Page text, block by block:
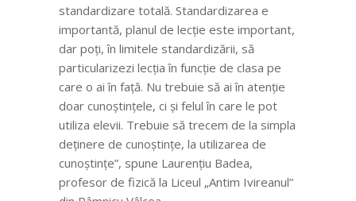
standardizare totală. Standardizarea e
importantă, planul de lecție este important,
dar poți, în limitele standardizării, să
particularizezi lecția în funcție de clasa pe
care o ai în față. Nu trebuie să ai în atenție
doar cunoștințele, ci și felul în care le pot
utiliza elevii. Trebuie să trecem de la simpla
deținere de cunoștințe, la utilizarea de
cunoștințe”, spune Laurențiu Badea,
profesor de fizică la Liceul „Antim Ivireanul”